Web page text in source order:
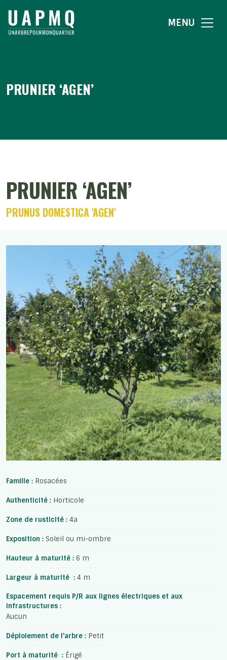
MENU
PRUNIER ‘AGEN’
PRUNIER ‘AGEN’
PRUNUS DOMESTICA 'AGEN'
Famille : Rosacées
Authenticité : Horticole
Zone de rusticité : 4a
Exposition : Soleil ou mi-ombre
Hauteur à maturité : 6 m
Largeur à maturité : 4 m
Espacement requis P/R aux lignes électriques et aux
infrastructures :
Aucun
Déploiement de l'arbre : Petit
Port à maturité : Érigé